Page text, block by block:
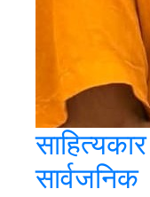
सार्वजनिक